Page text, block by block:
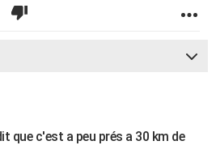
que c'est a peu prés a 30 km de